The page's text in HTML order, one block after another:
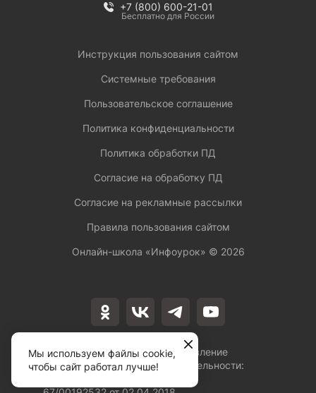
Лицензия на осуществление
образовательной деятельности:
+7 (800) 600-21-01
Бесплатно для России
Инструкция пользования сайтом
Системные требования
Пользовательское соглашение
Политика конфиденциальности
Политика обработки ПД
Согласие на обработку ПД
Согласие на рекламные рассылки
Правила пользования сайтом
Онлайн-школа «Инфоурок» © 2026
Мы используем файлы cookie,
чтобы сайт работал лучше!